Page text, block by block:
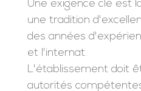
Une exigence clé est
une tradition
des années
et l'internat.
L'établissement doit
autorités